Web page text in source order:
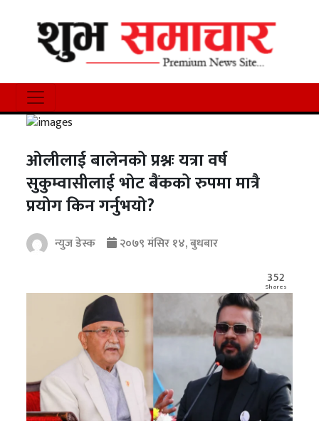
ओलीलाई बालेनको प्रश्नः यत्रा वर्ष
सुकुम्वासीलाई भोट बैंकको रुपमा मात्रै
प्रयोग किन गर्नुभयो?
न्युज डेस्क
२०७९ मंसिर १४, बुधबार
352
Shares